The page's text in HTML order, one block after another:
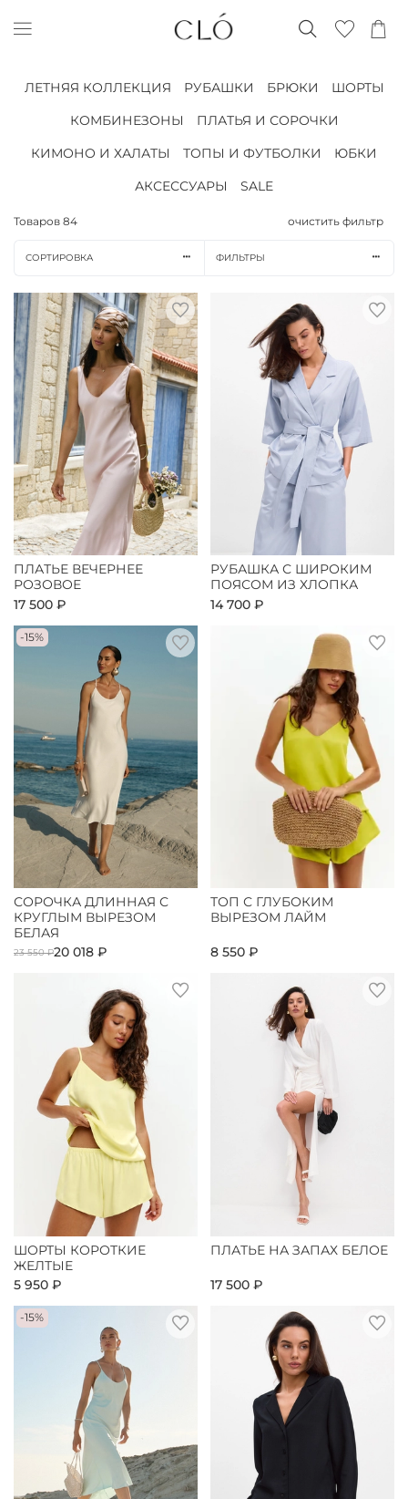
ЛЕТНЯЯ КОЛЛЕКЦИЯ РУБАШКИ БРЮКИ
ШОРТЫ
КОМБИНЕЗОНЫ
ПЛАТЬЯ И СОРОЧКИ
КИМОНО И ХАЛАТЫ
ТОПЫ И ФУТБОЛКИ
ЮБКИ
АКСЕССУАРЫ
SALE
Товаров 84 очистить фильтр
СОРТИРОВКА ФИЛЬТРЫ
ПЛАТЬЕ ВЕЧЕРНЕЕ
РОЗОВОЕ
17 500 ₽
РУБАШКА С ШИРОКИМ
ПОЯСОМ ИЗ ХЛОПКА
14 700 ₽
-15%
СОРОЧКА ДЛИННАЯ С
КРУГЛЫМ ВЫРЕЗОМ
БЕЛАЯ
23 550 ₽20 018 ₽
ТОП С ГЛУБОКИМ
ВЫРЕЗОМ ЛАЙМ
8 550 ₽
ШОРТЫ КОРОТКИЕ
ЖЕЛТЫЕ
5 950 ₽
ПЛАТЬЕ НА ЗАПАХ БЕЛОЕ
17 500 ₽
-15%